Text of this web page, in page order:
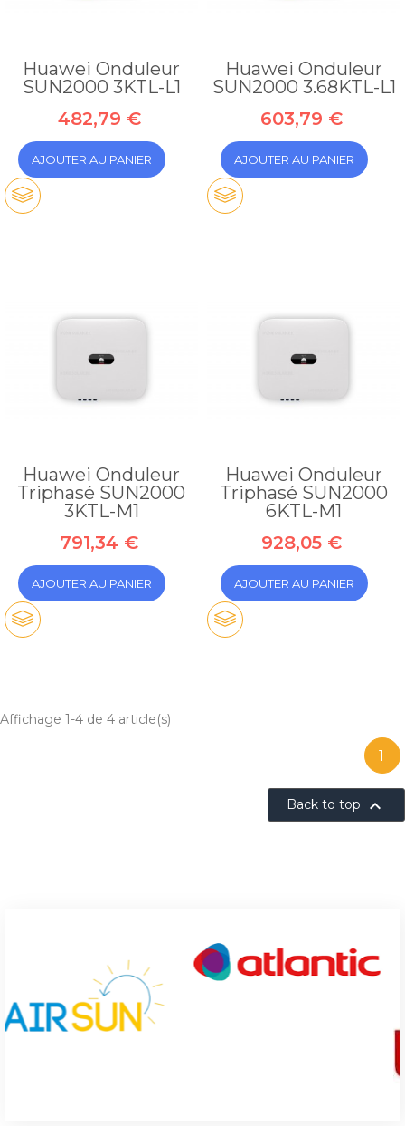
Huawei Onduleur
SUN2000 3KTL-L1
482,79 €
AJOUTER AU PANIER
Huawei Onduleur
SUN2000 3.68KTL-L1
603,79 €
AJOUTER AU PANIER
Huawei Onduleur
Triphasé SUN2000
3KTL-M1
791,34 €
AJOUTER AU PANIER
Huawei Onduleur
Triphasé SUN2000
6KTL-M1
928,05 €
AJOUTER AU PANIER
Affichage 1-4 de 4 article(s)
1
Back to top 